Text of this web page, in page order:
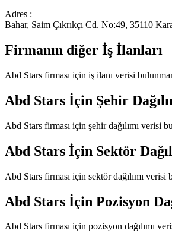
Adres :
Bahar, Saim Çıkrıkçı Cd. No:49, 35110
Firmanın diğer İş İlanları
Abd Stars firması için iş ilanı verisi
Abd Stars İçin Şehir
Abd Stars firması için şehir dağılımı verisi
Abd Stars İçin Sektör
Abd Stars firması için sektör dağılımı verisi
Abd Stars İçin Pozisyon
Abd Stars firması için pozisyon dağılımı